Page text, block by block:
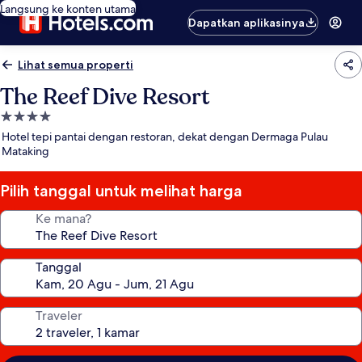
Langsung ke konten utama
Dapatkan aplikasinya
Lihat semua properti
The Reef Dive Resort
Properti
bintang
4.0
Hotel tepi pantai dengan restoran, dekat dengan Dermaga Pulau
Mataking
Pilih tanggal untuk melihat harga
Ke mana?
Tanggal
Traveler